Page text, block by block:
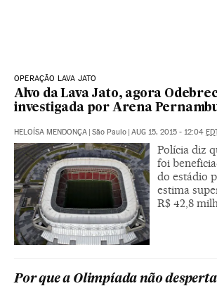
OPERAÇÃO LAVA JATO
Alvo da Lava Jato, agora
investigada por Arena
HELOÍSA MENDONÇA | São Paulo | AUG 15, 2015 - 12:04
Polícia diz
foi
do estádio
estima
R$ 42,8
Por que a Olimpíada não